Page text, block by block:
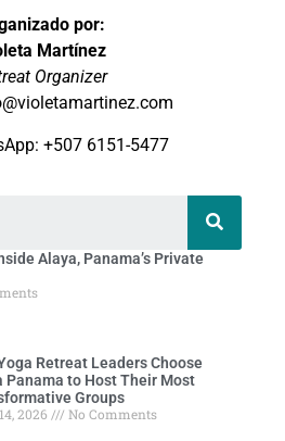
por:
Martínez
Organizer
+507 6151-5477
Alaya, Panama’s Private
Retreat Leaders Choose
Panama to Host Their Most
Groups
2026
No Comments